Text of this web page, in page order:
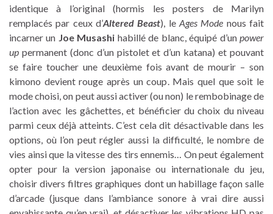
identique à l’original (hormis les posters de Marilyn
remplacés par ceux d’Altered Beast), leAges Mode nous fait
incarner un Joe Musashi habillé de blanc, équipé d’unpower
up permanent (donc d’un pistolet et d’un katana) et pouvant
se faire toucher une deuxième fois avant de mourir – son
kimono devient rouge après un coup. Mais quel que soit le
mode choisi, on peut aussi activer (ou non) le rembobinage de
l’action avec les gâchettes, et bénéficier du choix du niveau
parmi ceux déjà atteints. C’est cela dit désactivable dans les
options, où l’on peut régler aussi la difficulté, le nombre de
vies ainsi que la vitesse des tirs ennemis… On peut également
opter pour la version japonaise ou internationale du jeu,
choisir divers filtres graphiques dont un habillage façon salle
d’arcade (jusque dans l’ambiance sonore à vrai dire aussi